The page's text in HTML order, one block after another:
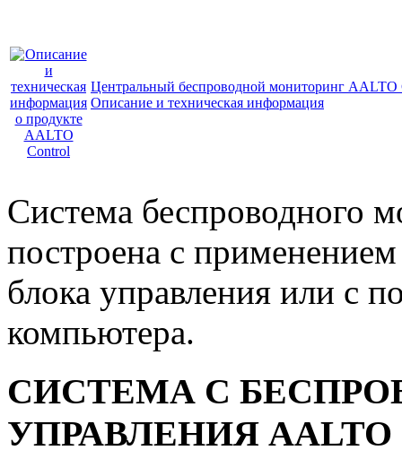
Центральный беспроводной мониторинг AALTO
Описание и техническая информация
Система беспроводного
построена с
блока управления или с
компьютера.
СИСТЕМА С
УПРАВЛЕНИЯ AALTO